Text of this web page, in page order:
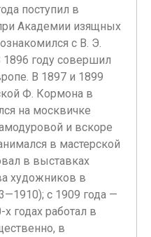
поступил в
Академии изящных
с В. Э.
году совершил
В 1897 и 1899
Ф. Кормона в
на москвичке
и вскоре
в мастерской
в выставках
художников в
с 1909 года —
годах работал в
в